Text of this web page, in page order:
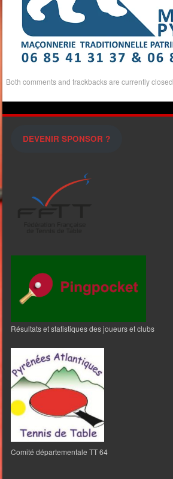
Both comments and trackbacks are currently closed.
DEVENIR SPONSOR ?
Résultats et statistiques des joueurs et clubs
Comité départementale TT 64